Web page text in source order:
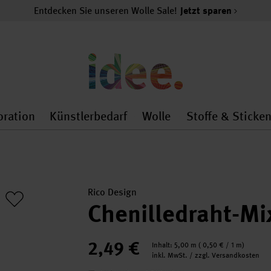
Entdecken Sie unseren Wolle Sale! Jetzt sparen
general.openMenu
Dekoration general.openMenu
Künstlerbedarf
Künstlerbedarf
Wolle
Wolle
Stoffe & Sticken
Rico Design
Chenilledraht-
2,49 € Inhalt: 5,00 m ( 0,50 € / 1 m)
inkl. MwSt. / zzgl. Versandkosten